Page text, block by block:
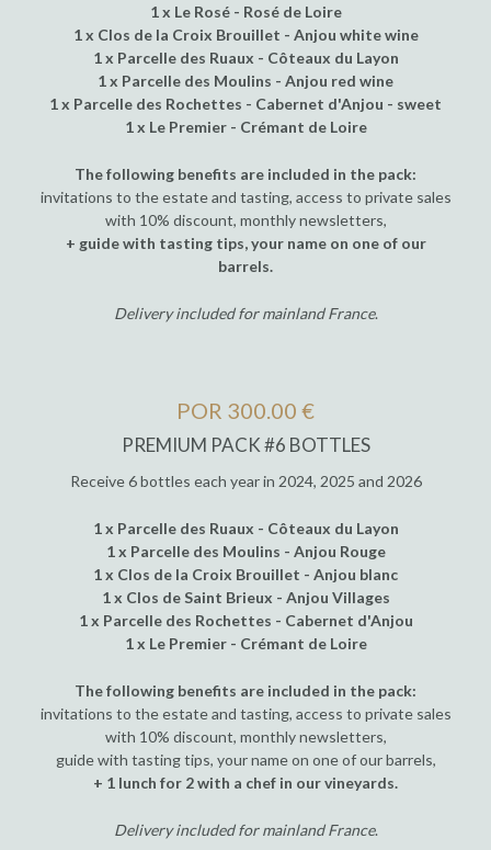
1 x Le Rosé - Rosé de Loire
1 x Clos de la Croix Brouillet - Anjou white wine
1 x Parcelle des Ruaux - Côteaux du Layon
1 x Parcelle des Moulins - Anjou red wine
1 x Parcelle des Rochettes - Cabernet d'Anjou - sweet
1 x Le Premier - Crémant de Loire
The following benefits are included in the pack:
invitations to the estate and tasting, access to private sales
with 10% discount, monthly newsletters,
+ guide with tasting tips, your name on one of our
barrels.
Delivery included for mainland France.
POR 300.00 €
PREMIUM PACK #6 BOTTLES
Receive 6 bottles each year in 2024, 2025 and 2026
1 x Parcelle des Ruaux - Côteaux du Layon
1 x Parcelle des Moulins - Anjou Rouge
1 x Clos de la Croix Brouillet - Anjou blanc
1 x Clos de Saint Brieux - Anjou Villages
1 x Parcelle des Rochettes - Cabernet d'Anjou
1 x Le Premier - Crémant de Loire
The following benefits are included in the pack:
invitations to the estate and tasting, access to private sales
with 10% discount, monthly newsletters,
guide with tasting tips, your name on one of our barrels,
+ 1 lunch for 2 with a chef in our vineyards.
Delivery included for mainland France.